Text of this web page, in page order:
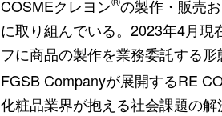
COSMEクレヨン の製作・販売
に取り組んでいる。2023年4月
フに商品の製作を業務委託する形
FGSB Companyが展開するRE
化粧品業界が抱える社会課題の